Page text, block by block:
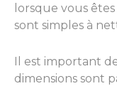
lorsque vous
sont simples à
Il est important
dimensions sont